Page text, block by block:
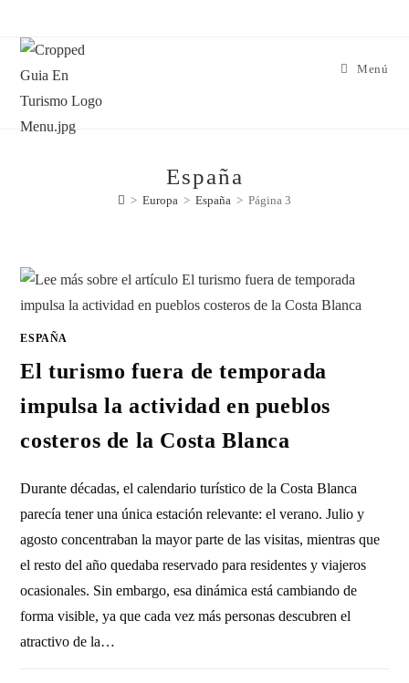
Menú
España
> Europa > España > Página 3
ESPAÑA
El turismo fuera de temporada
impulsa la actividad en pueblos
costeros de la Costa Blanca
Durante décadas, el calendario turístico de la Costa Blanca
parecía tener una única estación relevante: el verano. Julio y
agosto concentraban la mayor parte de las visitas, mientras que
el resto del año quedaba reservado para residentes y viajeros
ocasionales. Sin embargo, esa dinámica está cambiando de
forma visible, ya que cada vez más personas descubren el
atractivo de la…